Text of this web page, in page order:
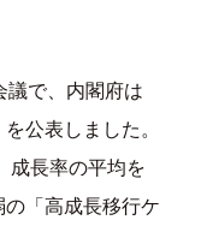
で、内閣府は
公表しました。
成長率の平均を
の「高成長移行ケ